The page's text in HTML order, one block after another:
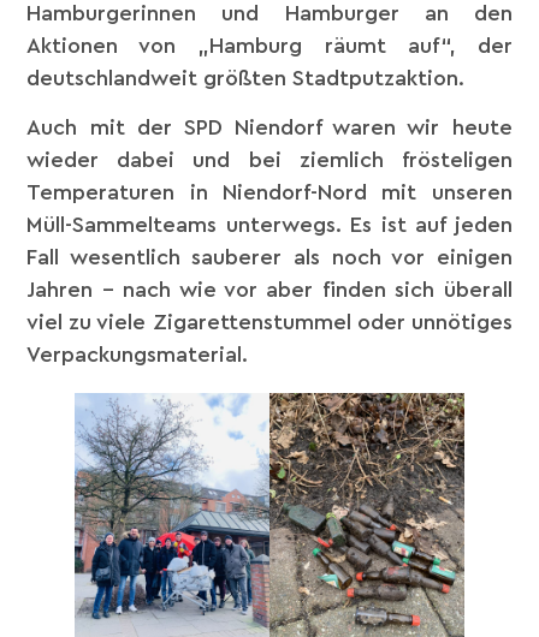
Hamburgerinnen und Hamburger an den
Aktionen von „Hamburg räumt auf“, der
deutschlandweit größten Stadtputzaktion.
Auch mit der SPD Niendorf waren wir heute
wieder dabei und bei ziemlich frösteligen
Temperaturen in Niendorf-Nord mit unseren
Müll-Sammelteams unterwegs. Es ist auf jeden
Fall wesentlich sauberer als noch vor einigen
Jahren – nach wie vor aber finden sich überall
viel zu viele Zigarettenstummel oder unnötiges
Verpackungsmaterial.